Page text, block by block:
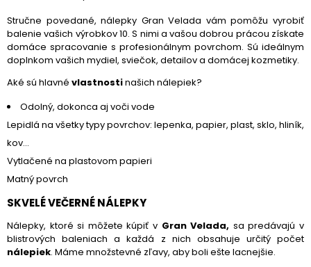
Stručne povedané, nálepky Gran Velada vám pomôžu vyrobiť
balenie vašich výrobkov 10. S nimi a vašou dobrou prácou získate
domáce spracovanie s profesionálnym povrchom. Sú ideálnym
doplnkom vašich mydiel, sviečok, detailov a domácej kozmetiky.
Aké sú hlavné vlastnostinašich nálepiek?
Odolný, dokonca aj voči vode
Lepidlá na všetky typy povrchov: lepenka, papier, plast, sklo, hliník,
kov...
Vytlačené na plastovom papieri
Matný povrch
SKVELÉ VEČERNÉ NÁLEPKY
Nálepky, ktoré si môžete kúpiť v Gran Velada, sa predávajú v
blistrových baleniach a každá z nich obsahuje určitý počet
nálepiek. Máme množstevné zľavy, aby boli ešte lacnejšie.